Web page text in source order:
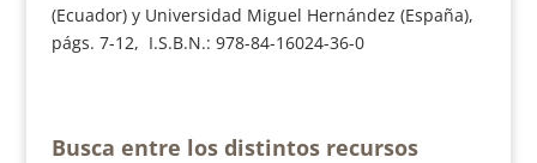
(Ecuador) y Universidad Miguel Hernández (España),
págs. 7-12, I.S.B.N.: 978-84-16024-36-0
Busca entre los distintos recursos